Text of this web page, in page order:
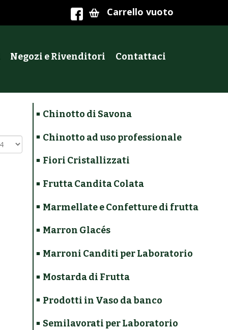
Carrello vuoto
Negozi e Rivenditori Contattaci
Chinotto di Savona
Chinotto ad uso professionale
Fiori Cristallizzati
Frutta Candita Colata
Marmellate e Confetture di frutta
Marron Glacés
Marroni Canditi per Laboratorio
Mostarda di Frutta
Prodotti in Vaso da banco
Semilavorati per Laboratorio